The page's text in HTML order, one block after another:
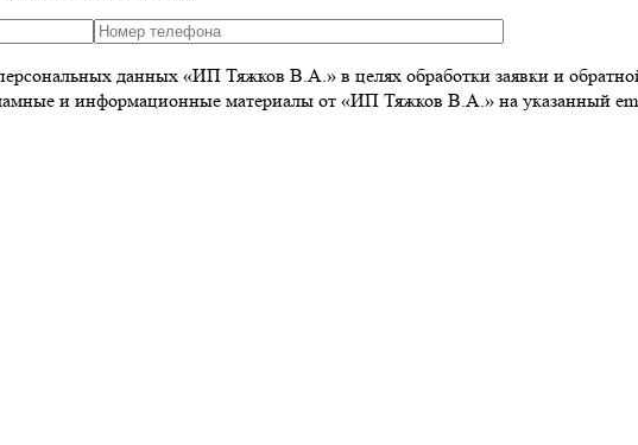
данных «ИП Тяжков В.А.» в целях обработки заявки и
и информационные материалы от «ИП Тяжков В.А.» на указанный